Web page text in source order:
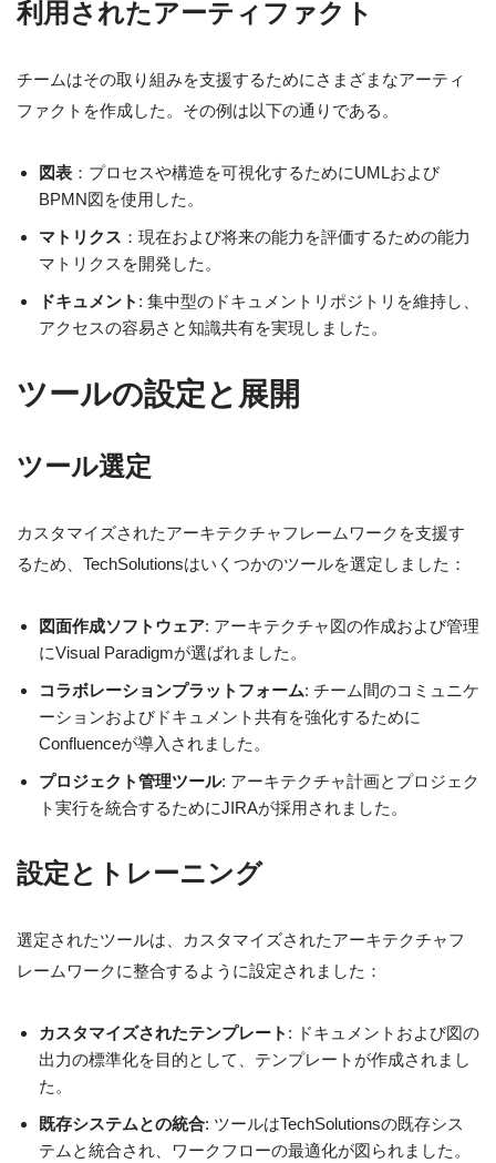
利用されたアーティファクト
チームはその取り組みを支援するためにさまざまなアーティ
ファクトを作成した。その例は以下の通りである。
図表 ：プロセスや構造を可視化するためにUMLおよび
BPMN図を使用した。
マトリクス ：現在および将来の能力を評価するための能力
マトリクスを開発した。
ドキュメント : 集中型のドキュメントリポジトリを維持し、
アクセスの容易さと知識共有を実現しました。
ツールの設定と展開
ツール選定
カスタマイズされたアーキテクチャフレームワークを支援す
るため、TechSolutionsはいくつかのツールを選定しました：
図面作成ソフトウェア: アーキテクチャ図の作成および管理
にVisual Paradigmが選ばれました。
コラボレーションプラットフォーム: チーム間のコミュニケ
ーションおよびドキュメント共有を強化するために
Confluenceが導入されました。
プロジェクト管理ツール: アーキテクチャ計画とプロジェク
ト実行を統合するためにJIRAが採用されました。
設定とトレーニング
選定されたツールは、カスタマイズされたアーキテクチャフ
レームワークに整合するように設定されました：
カスタマイズされたテンプレート : ドキュメントおよび図の
出力の標準化を目的として、テンプレートが作成されまし
た。
既存システムとの統合: ツールはTechSolutionsの既存シス
テムと統合され、ワークフローの最適化が図られました。